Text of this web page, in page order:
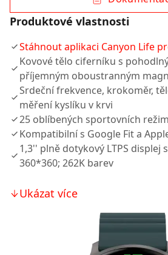
Produktové vlastnosti
Stáhnout aplikaci Canyon Life
Kovové tělo ciferníku s
příjemným oboustranným
Srdeční frekvence, krokoměr,
měření kyslíku v krvi
25 oblíbených sportovních
Kompatibilní s Google Fit a
1,3'' plně dotykový LTPS displej
360*360; 262K barev
Ukázat více